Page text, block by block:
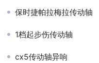
保时捷帕拉梅拉传动轴
1档起步伤传动轴
cx5传动轴异响